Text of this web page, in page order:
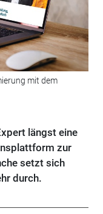
mit dem
längst eine
zur
setzt sich
durch.